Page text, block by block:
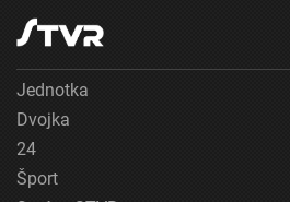
Jednotka
Dvojka
24
Šport